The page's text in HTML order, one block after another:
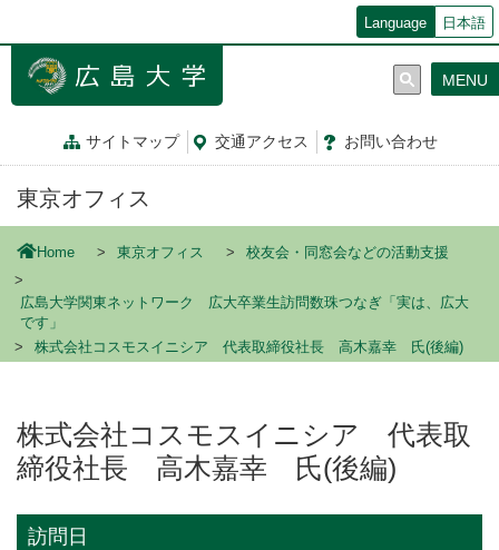
ン
Language 日本語
サイトマップ 交通アクセス お問い合わせ
MENU
東京オフィス
Home 東京オフィス 校友会・同窓会などの活動支援
広島大学関東ネットワーク 広大卒業生訪問数珠つなぎ「実は、広大
です」
株式会社コスモスイニシア 代表取締役社長 高木嘉幸 氏(後編)
株式会社コスモスイニシア 代表取
締役社長 高木嘉幸 氏(後編)
訪問日